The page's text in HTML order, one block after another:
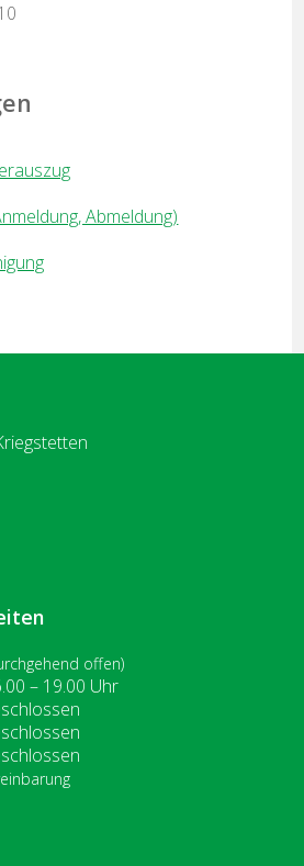
Abmeldung)
offen)
– 19.00 Uhr